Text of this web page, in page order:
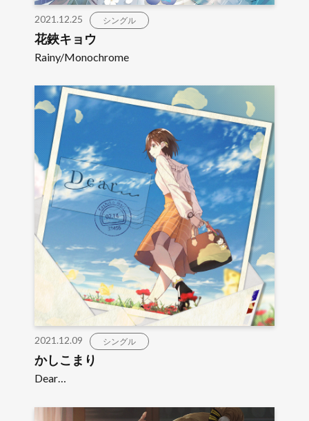
2021.12.25 シングル
花鋏キョウ
Rainy/Monochrome
2021.12.09 シングル
かしこまり
Dear…